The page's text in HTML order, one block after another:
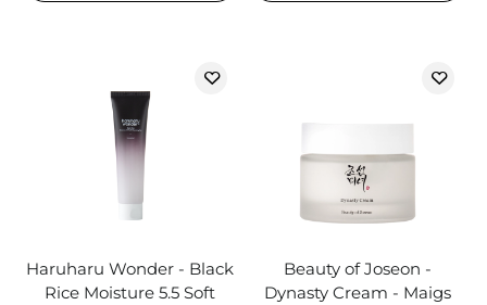
Haruharu Wonder - Black
Rice Moisture 5.5 Soft
Beauty of Joseon -
Dynasty Cream - Maigs